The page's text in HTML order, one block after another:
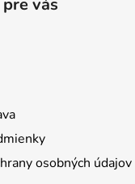
vás
osobných údajov